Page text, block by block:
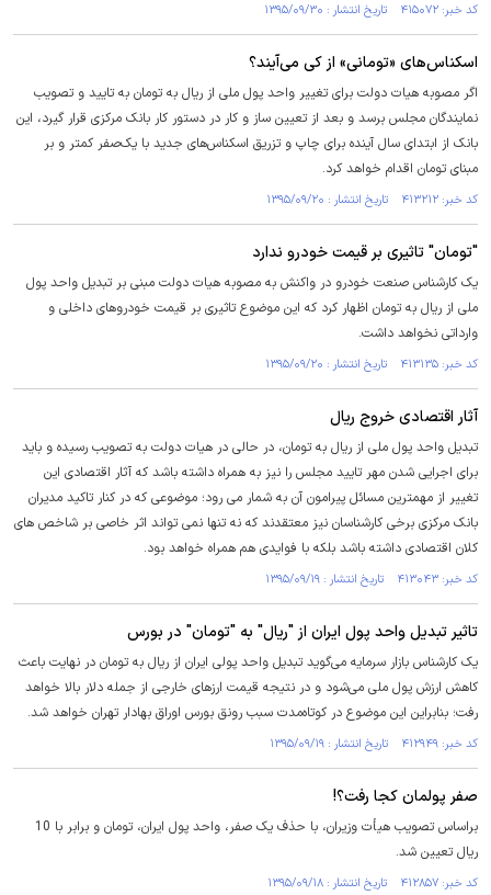
کد خبر: ۴۱۵۰۷۲ تاریخ انتشار : ۱۳۹۵/۰۹/۳۰
اسکناس‌های «تومانی» از کی می‌آیند؟
اگر مصوبه هیات دولت برای تغییر واحد پول ملی از ریال به تومان به تایید و تصویب
نمایندگان مجلس برسد و بعد از تعیین ساز و کار در دستور کار بانک مرکزی قرار گیرد، این
بانک از ابتدای سال آینده برای چاپ و تزریق اسکناس‌های جدید با یک‌صفر کمتر و بر
مبنای تومان اقدام خواهد کرد.
کد خبر: ۴۱۳۲۱۲ تاریخ انتشار : ۱۳۹۵/۰۹/۲۰
"تومان" تاثیری بر قیمت خودرو ندارد
یک کارشناس صنعت خودرو در واکنش به مصوبه هیات دولت مبنی بر تبدیل واحد پول
ملی از ریال به تومان اظهار کرد که این موضوع تاثیری بر قیمت خودروهای داخلی و
وارداتی نخواهد داشت.
کد خبر: ۴۱۳۱۳۵ تاریخ انتشار : ۱۳۹۵/۰۹/۲۰
آثار اقتصادی خروج ریال
تبدیل واحد پول ملی از ریال به تومان، در حالی در هیات دولت به تصویب رسیده و باید
برای اجرایی شدن مهر تایید مجلس را نیز به همراه داشته باشد که آثار اقتصادی این
تغییر از مهمترین مسائل پیرامون آن به شمار می رود؛ موضوعی که در کنار تاکید مدیران
بانک مرکزی برخی کارشناسان نیز معتقدند که نه تنها نمی تواند اثر خاصی بر شاخص های
کلان اقتصادی داشته باشد بلکه با فوایدی هم همراه خواهد بود.
کد خبر: ۴۱۳۰۴۳ تاریخ انتشار : ۱۳۹۵/۰۹/۱۹
تاثیر تبدیل واحد پول ایران از "ریال" به "تومان" در بورس
یک کارشناس بازار سرمایه می‌گوید تبدیل واحد پولی ایران از ریال به تومان در نهایت باعث
کاهش ارزش پول ملی می‌شود و در نتیجه قیمت ارزهای خارجی از جمله دلار بالا خواهد
رفت؛ بنابراین این موضوع در کوتاه‌مدت سبب رونق بورس اوراق بهادار تهران خواهد شد.
کد خبر: ۴۱۲۹۴۹ تاریخ انتشار : ۱۳۹۵/۰۹/۱۹
صفر پولمان کجا رفت؟!
براساس تصویب هیأت وزیران، با حذف یک صفر، واحد پول ایران، تومان و برابر با 10
ریال ‏تعیین شد.
کد خبر: ۴۱۲۸۵۷ تاریخ انتشار : ۱۳۹۵/۰۹/۱۸